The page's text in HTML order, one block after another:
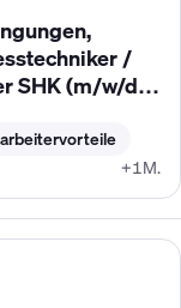
/
SHK (m/w/d)
+1M.